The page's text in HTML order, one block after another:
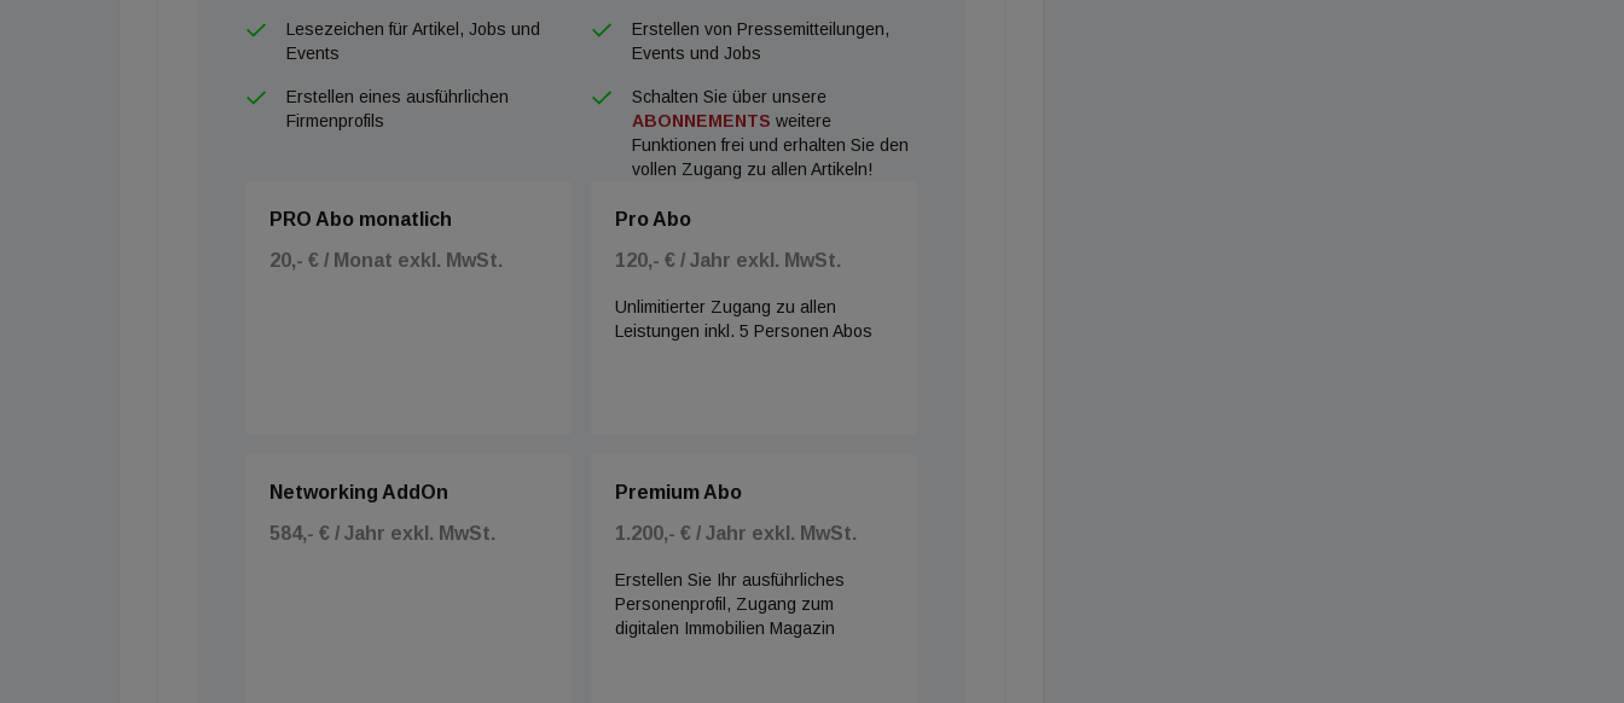
Lesezeichen für Artikel, Jobs und
Events
Erstellen von Pressemitteilungen,
Events und Jobs
Erstellen eines ausführlichen
Firmenprofils
Schalten Sie über unsere
ABONNEMENTS weitere
Funktionen frei und erhalten Sie den
vollen Zugang zu allen Artikeln!
PRO Abo monatlich
20,- € / Monat exkl. MwSt.
Pro Abo
120,- € / Jahr exkl. MwSt.
Unlimitierter Zugang zu allen
Leistungen inkl. 5 Personen Abos
Networking AddOn
584,- € / Jahr exkl. MwSt.
Premium Abo
1.200,- € / Jahr exkl. MwSt.
Erstellen Sie Ihr ausführliches
Personenprofil, Zugang zum
digitalen Immobilien Magazin